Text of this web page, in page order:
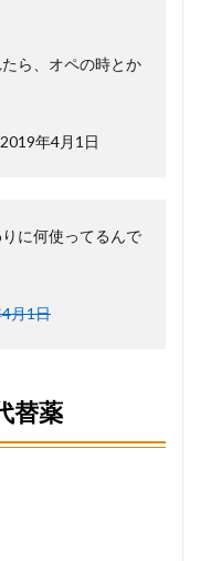
ら、オペの時とか
年4月1日
に何使ってるんで
月1日
替薬